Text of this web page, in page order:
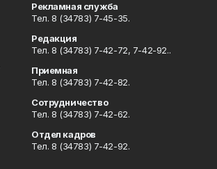
Рекламная служба
Тел. 8 (34783) 7-45-35.
Редакция
Тел. 8 (34783) 7-42-72, 7-42-92..
Приемная
Тел. 8 (34783) 7-42-82.
Сотрудничество
Тел. 8 (34783) 7-42-62.
Отдел кадров
Тел. 8 (34783) 7-42-92.